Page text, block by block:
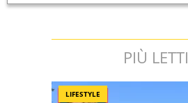
PIÙ LETTI
LIFESTYLE